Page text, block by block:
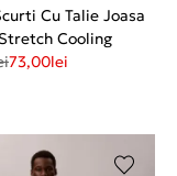
Cu Talie Joasa
Cooling
73,00lei